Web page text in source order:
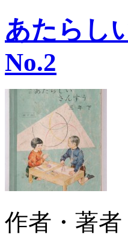
あたらし
No.2
作者・著